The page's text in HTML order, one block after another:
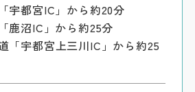
宇都宮IC」から約20分
鹿沼IC」から約25分
「宇都宮上三川IC」から約25